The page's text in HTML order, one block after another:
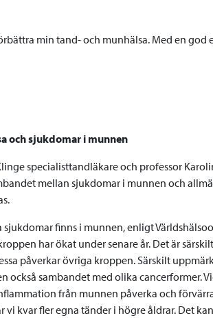
min tand- och munhälsa. Med en
och sjukdomar i munnen
specialisttandläkare och professor
mellan sjukdomar i munnen och
finns i munnen, enligt
har ökat under senare år. Det är
påverkar övriga kroppen. Särskilt
också sambandet med olika cancerformer.
från munnen påverka och
kvar fler egna tänder i högre åldrar. Det